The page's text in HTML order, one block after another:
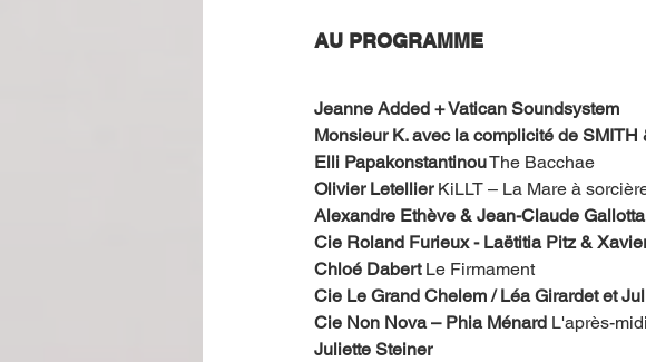
AU PROGRAMME
Jeanne Added + Vatican Soundsystem
Monsieur K. avec la complicité de SMITH
Elli Papakonstantinou The Bacchae
Olivier Letellier KiLLT – La Mare à
Alexandre Ethève & Jean-Claude Gallotta
Cie Roland Furieux - Laëtitia Pitz &
Chloé Dabert Le Firmament
Cie Le Grand Chelem / Léa Girardet et
Cie Non Nova – Phia Ménard L'après-
Juliette Steiner